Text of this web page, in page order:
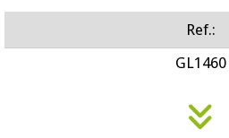
Ref.:
GL1460